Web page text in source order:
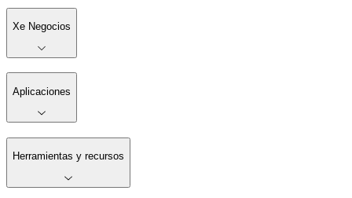
Xe Negocios
Aplicaciones
Herramientas y recursos